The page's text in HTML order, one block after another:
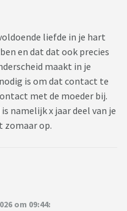
liefde in je hart
en dat dat ook precies
maakt in je
is om dat contact te
met de moeder bij.
namelijk x jaar deel van je
zomaar op.
om 09:44: